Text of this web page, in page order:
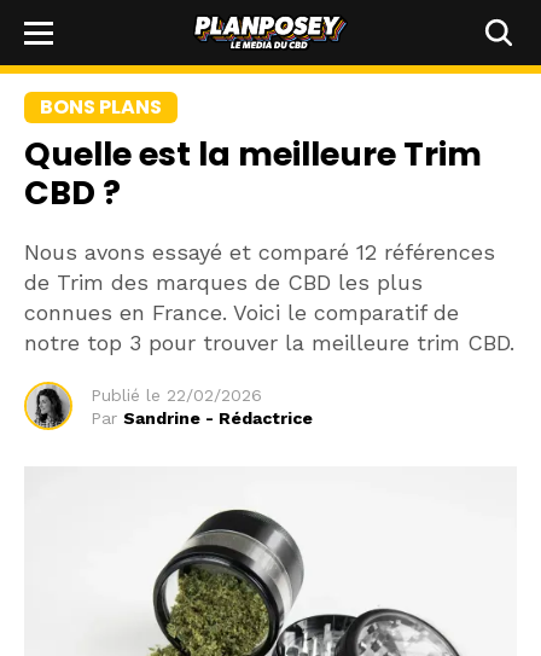
BONS PLANS
Quelle est la meilleure Trim
CBD ?
Nous avons essayé et comparé 12 références
de Trim des marques de CBD les plus
connues en France. Voici le comparatif de
notre top 3 pour trouver la meilleure trim CBD.
Publié le 22/02/2026
Par Sandrine - Rédactrice